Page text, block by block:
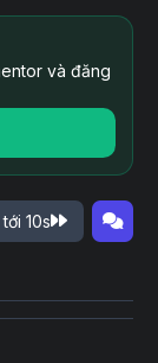
và đăng
10s